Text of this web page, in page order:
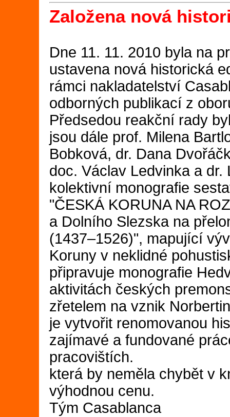
Založena nová
Dne 11. 11. 2010 byla na
ustavena nová historická
rámci nakladatelství
odborných publikací z
Předsedou reakční rady
jsou dále prof. Milena
Bobková, dr. Dana
doc. Václav Ledvinka a
kolektivní monografie
"ČESKÁ KORUNA NA
a Dolního Slezska na
(1437–1526)", mapující
Koruny v neklidné
připravuje monografie
aktivitách českých
zřetelem na vznik
je vytvořit renomovanou
zajímavé a fundované
pracovištích.
která by neměla chybět v
výhodnou cenu.
Tým Casablanca